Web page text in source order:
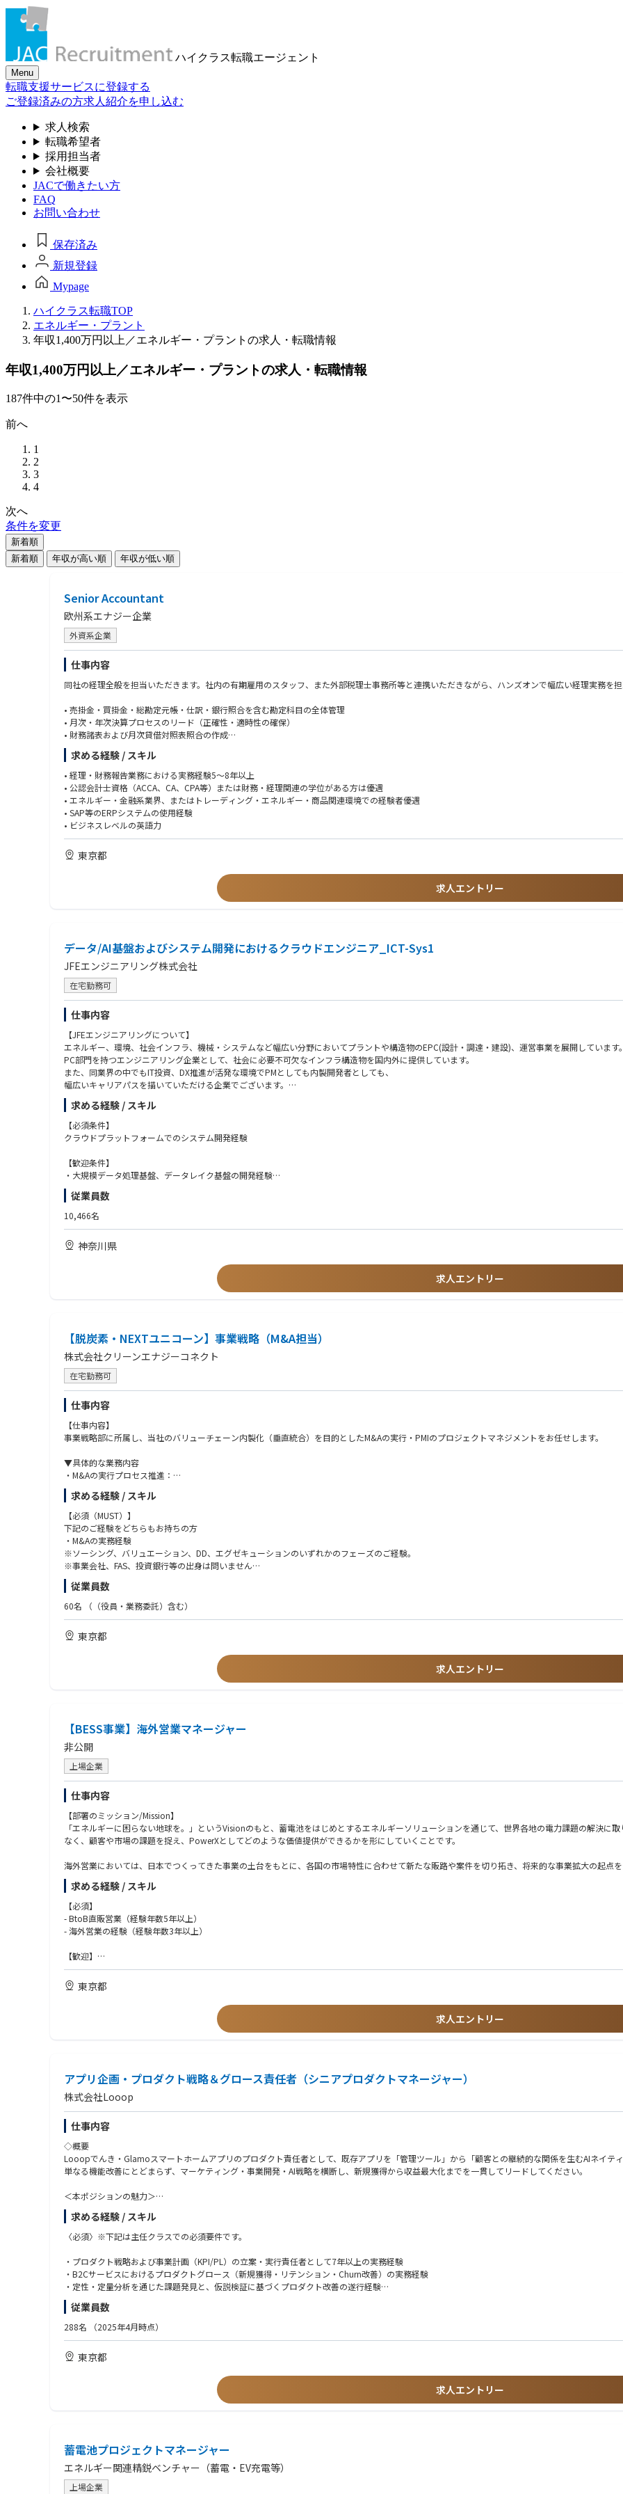
ハイクラス転職エージェント
Menu
転職支援サービスに登録する
ご登録済みの方求人紹介を申し込む
求人検索
転職希望者
採用担当者
会社概要
JACで働きたい方
FAQ
お問い合わせ
保存済み
新規登録
Mypage
ハイクラス転職TOP
エネルギー・プラント
年収1,400万円以上／エネルギー・プラントの求人・転職情報
年収1,400万円以上／エネルギー・プラントの求人・転職情報
187件中の1〜50件を表示
前へ
1
2
3
4
次へ
条件を変更
新着順
新着順
年収が高い順 年収が低い順
Senior Accountant
欧州系エナジー企業
外資系企業
仕事内容
同社の経理全般を担当いただきます。社内の有期雇用のスタッフ、また外部税理士事務所等と連携いただきながら、ハンズオンで幅広い経理実務を担
• 売掛金・買掛金・総勘定元帳・仕訳・銀行照合を含む勘定科目の全体管理
• 月次・年次決算プロセスのリード（正確性・適時性の確保）
• 財務諸表および月次貸借対照表照合の作成
• 会計仕訳・照合の審査・承認
• グループ報告・連結業務
• IFRSおよびグループ要件に基づく本社への連結報告管理
• 消費税申告および国内税法への対応・管理
• 法人税計算・申告のサポート
• 監査・内部統制対応
求める経験 / スキル
• 経理・財務報告業務における実務経験5〜8年以上
• 公認会計士資格（ACCA、CA、CPA等）または財務・経理関連の学位がある方は優遇
• エネルギー・金融系業界、またはトレーディング・エネルギー・商品関連環境での経験者優遇
• SAP等のERPシステムの使用経験
• ビジネスレベルの英語力
東京都
求人エントリー
データ/AI基盤およびシステム開発におけるクラウドエンジニア_ICT-Sys1
JFEエンジニアリング株式会社
在宅勤務可
仕事内容
【JFEエンジニアリングについて】
エネルギー、環境、社会インフラ、機械・システムなど幅広い分野においてプラントや構造物のEPC(設計・調達・建設)、運営事業を展開していま
PC部門を持つエンジニアリング企業として、社会に必要不可欠なインフラ構造物を国内外に提供しています。
また、同業界の中でもIT投資、DX推進が活発な環境でPMとしても内製開発者としても、
幅広いキャリアパスを描いていただける企業でございます。
【配属部署】
DX本部 DX＆ICTセンター データプラットフォーム開発部 Pla'cello開発室
DX施策に係る、クラウドベースのデータ基盤・生成AI基盤、周辺システムの設計から実装、運用までを担当。最新クラウド技術を駆使し、ビジネス
技術者
※ご経験等を鑑み、入社時の役割は決定いたします。
全社向け統合データ基盤システムの立ち上げに向けた開発（企画、設計、PM、実装）に従事いただきます。
具体的には、以下業務をご担当いただきます。
②データ基盤構築とガバナンス設計
・最適なデータ基盤サービスの選定・評価
・社内システムのデータ統合に向けた設計・実装
・データ統合のための内製開発
・データ利活用ルールの設計
・セキュリティポリシーに準拠したアクセス制御設計
③ビジネス課題解決
・各部署でのユースケース発掘
・発掘したユースケースの実現に向けた技術支援
【仕事の進め方】
・外部ベンダと協業しながら、自らも手を動かして開発を推進
・アジャイル開発手法を採用し、スピーディな開発
・複数人の社員メンバーとチームで開発を進行
【キャリアパス】
・開発のスペシャリストとして専門性を高めるキャリア
・PMとして経験を積み、プロジェクトマネジメントを担うキャリア
【業務のやりがい】
全社DX推進の中核を担うシステムの立ち上げフェーズから参画し、構築・推進までの一連の経験を積むことができます。
https://www.jfe-eng.co.jp/career/special/interview/
https://www.jfe-eng.co.jp/360_jfe_engineering/
求める経験 / スキル
【必須条件】
クラウドプラットフォームでのシステム開発経験
【歓迎条件】
・大規模データ処理基盤、データレイク基盤の開発経験
・ユーザーとの対話による要件定義経験
・バックエンドAPI開発経験
・フロントエンドSPA開発経験
・CI/CD による自動化経験
・情報処理技術者資格
・新しい技術やサービスに対して強い好奇心を持ち、自ら学び続けられる方
従業員数
10,466名
神奈川県
求人エントリー
【脱炭素・NEXTユニコーン】事業戦略（M&A担当）
株式会社クリーンエナジーコネクト
在宅勤務可
仕事内容
【仕事内容】
事業戦略部に所属し、当社のバリューチェーン内製化（垂直統合）を目的としたM&Aの実行・PMIのプロジェクトマネジメントをお任せします。
▼具体的な業務内容
・M&Aの実行プロセス推進：
当社のバリューチェーンを補完・強化するための対象企業のソーシング、バリュエーション、デューデリジェンス（DD）の進行管理、エグゼキューシ
・PMI（買収後の統合）のリード：
M&A実行後、対象企業に入り込み、自社事業とのシナジー創出やオペレーションの統合（PMI）をハンズオンで推進。
・経営戦略・事業戦略の立案サポート：
社内の各専門チーム（発電所開発・ファイナンス・DX等）と連携し、内製化によるコストダウンや品質向上のプロセス構築を牽引。
※当面は垂直統合に向けたM&Aを最優先で推進していただきますが、将来的には「お客様の脱炭素課題を解決するサービス拡充」や、それに伴う新
【ポジションの魅力】
外部のアドバイザーとしてではなく、自社事業を強化・拡張するための手段としてM&Aを企画・実行し、買収後の事業統合（PMI）まで、事業成長
◆ 社会インフラを創るダイナミズムとスピード感：
累計調達額611億円の安定した事業基盤を持ちながら、組織は40名の少数精鋭。意思決定スピードが極めて速く、決まった型のない中で、ダイナミ
求める経験 / スキル
【必須（MUST）】
下記のご経験をどちらもお持ちの方
・M&Aの実務経験
※ソーシング、バリュエーション、DD、エグゼキューションのいずれかのフェーズのご経験。
※事業会社、FAS、投資銀行等の出身は問いません
・社内外の複数のステークホルダー（専門家、パートナー企業、経営層など）を巻き込みながら、プロジェクトを推進したご経験
※M&A仲介会社出身の方については、営業・マッチング業務だけでなく、ご自身でバリュエーションやDD実務を回したご経験がある方を対象とさせ
【歓迎（WANT）】
・事業会社におけるM&Aの一連のプロセス、およびPMI（買収後の統合作業）の実務経験
・環境・エネルギー、インフラ業界における知見やプロジェクト推進経験
・財務モデリングや企業価値評価に関する深い専門知識
・（将来的にお願いする可能性を見据えて）事業会社での新規事業開発やアライアンス構築のご経験
・リソースや体制が整っていない状況を楽しみ、変化する環境に柔軟に対応できる方
・複雑な課題を構造的に分解し、本質的な論点を見極め、解決に向けた仮説を立てて行動をデザインできる方
従業員数
60名 （（役員・業務委託）含む）
東京都
求人エントリー
【BESS事業】海外営業マネージャー
非公開
上場企業
仕事内容
【部署のミッション/Mission】
「エネルギーに困らない地球を。」というVisionのもと、蓄電池をはじめとするエネルギーソリューションを通じて、世界各地の電力課題の解決に
なく、顧客や市場の課題を捉え、PowerXとしてどのような価値提供ができるかを形にしていくことです。
海外営業においては、日本でつくってきた事業の土台をもとに、各国の市場特性に合わせて新たな販路や案件を切り拓き、将来的な事業拡大の起点を
【業務内容/Responsibilities】
海外市場における蓄電池システムおよび関連ソリューションの営業・事業開発を担当いただきます。
- 海外市場における顧客候補やパートナー企業の開拓
- 顧客課題のヒアリングを通じた提案機会の創出
- 社内の技術、プロジェクトマネジメント、経営陣と連携した案件推進
- 現地パートナーや顧客との関係構築、および中長期的なアカウントマネジメント
- 展示会、商談、出張などを通じたリード創出と案件化
- 海外市場から得た情報の社内フィードバックと、今後の事業開発への示唆出し
- Notion
- SmartHR
- Money Forward
- バクラク
等
求める経験 / スキル
【必須】
- BtoB直販営業（経験年数5年以上）
- 海外営業の経験（経験年数3年以上）
【歓迎】
- 大型電気製品又は電気技術に関する経験
- 単線結線図、展開接続図等の電気関連図面の理解
- 顧客ニーズを引き出すヒアリングからソリューションの提案、クロージングまでを一気通貫で担った実績
- プロアクティブに営業活動を行える知識と経験
- 役員や上級管理職へのプレゼンテーション実施とリレーション構築の経験
- 中期的な顧客リレーションの深化へ関わった経験
- ソフトウェア又はITサービス業界での営業経験
- 蓄電池に関する技術知識
【求める人物像】
- 新しいチャレンジや難しい課題に対し、前向きに取り組み行動できる方
- 社内外における調整を得意とする方
- 常に変わっていく状況を楽しみ、変化に柔軟に対応していける方
- 自ら課題を見つけ、主体的に行動できる方
- 経験のない分野でも自発的にキャッチアップすることができる方
東京都
求人エントリー
アプリ企画・プロダクト戦略＆グロース責任者（シニアプロダクトマネージャー）
株式会社Looop
仕事内容
◇概要
Looopでんき・Glamoスマートホームアプリのプロダクト責任者として、既存アプリを「管理ツール」から「顧客との継続的な関係を生むAIネイテ
単なる機能改善にとどまらず、マーケティング・事業開発・AI戦略を横断し、新規獲得から収益最大化までを一貫してリードしてください。
＜本ポジションの魅力＞
LooopでんきとGlamoの顧客基盤を武器に、プロダクト・マーケティング・AIを統合した次世代プラットフォームを大きな裁量で主導できます。
既存事業のグロースと新規事業の立上げを同時に推進し、経営層と共にプロダクト組織そのものを創り上げる、圧倒的な手触り感のある環境です。
中長期ビジョンと統合ロードマップの策定。生成AI・Conversational UIを活用した顧客体験の再設計。
・ライフサイクル・グロース戦略
新規獲得、オンボーディング、Churn低減、LTV向上に向けたデータドリブンな施策立案とKPI管理。
エンジニア・UXチームと連携した優先順位付けとデリバリー責任。クロスファンクショナルな組織の意思決定推進。
◇主な担当業務
• 電気使用量・料金の可視化
Glamoスマートホームアプリ
• スマートホームダッシュボード
• デバイス制御・自動化
• HEMS・ホームエネルギー管理
求める経験 / スキル
〈必須〉※下記は主任クラスでの必須要件です。
・プロダクト戦略および事業計画（KPI/PL）の立案・実行責任者として7年以上の実務経験
・B2Cサービスにおけるプロダクトグロース（新規獲得・リテンション・Churn改善）の実務経験
・定性・定量分析を通じた課題発見と、仮説検証に基づくプロダクト改善の遂行経験
・プロダクトビジョンを言語化し、組織を横断して合意形成・推進したリーダーシップ経験
・日本語による業務遂行能力
・事業成長の実績：LTV、Churn Rate、P&L改善を通じた具体的な成功経験
・AI・プラットフォーム戦略：生成AI活用やプラットフォーム（Marketplace）ビジネスの立上げ経験
・領域ドメイン知識：スマートホーム、IoT、エネルギー関連事業への理解
・組織・チームビルディング：多国籍チームのマネジメント経験、PM組織の構築経験
従業員数
288名 （2025年4月時点）
東京都
求人エントリー
蓄電池プロジェクトマネージャー
エネルギー関連精鋭ベンチャー（蓄電・EV充電等）
上場企業